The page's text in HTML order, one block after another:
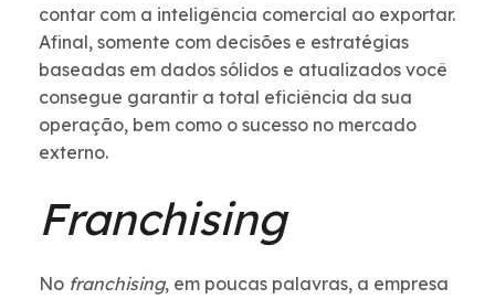
contar com a inteligência comercial ao exportar.
Afinal, somente com decisões e estratégias
baseadas em dados sólidos e atualizados você
consegue garantir a total eficiência da sua
operação, bem como o sucesso no mercado
externo.
Franchising
No franchising, em poucas palavras, a empresa